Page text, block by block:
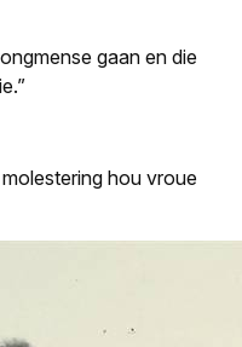
gaan en die
hou vroue